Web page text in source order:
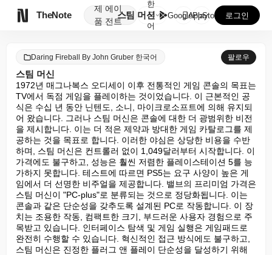
TheNote
제
품
에이
전트
스팀 머신
한
국
어
GooglePlay
AppStore 로그인
Daring Fireball By John Gruber 한국어 팔로우
스팀 머신
1972년 매그나복스 오디세이 이후 전통적인 게임 콘솔의 목표는
TV에서 독점 게임을 플레이하는 것이었습니다. 이 근본적인 공
식은 수십 년 동안 닌텐도, 소니, 마이크로소프트에 의해 유지되
어 왔습니다. 그러나 스팀 머신은 콘솔에 대한 더 광범위한 비전
을 제시합니다. 이는 더 적은 제약과 방대한 게임 카탈로그를 제
공하는 것을 목표로 합니다. 이러한 야심은 상당한 비용을 수반
하며, 스팀 머신은 컨트롤러 없이 1,049달러부터 시작합니다. 이
가격에도 불구하고, 성능은 훨씬 저렴한 플레이스테이션 5를 능
가하지 못합니다. 테스트에 따르면 PS5는 요구 사양이 높은 게
임에서 더 선명한 비주얼을 제공합니다. 밸브의 프리미엄 가격은
스팀 머신이 "PC-plus"로 분류되는 것으로 정당화됩니다. 이는
콘솔과 같은 단순성을 갖추도록 설계된 PC로 작동합니다. 이 장
치는 조용한 작동, 컴팩트한 크기, 부드러운 사용자 경험으로 주
목받고 있습니다. 인터페이스 탐색 및 게임 실행은 게임패드로
완전히 수행할 수 있습니다. 혁신적인 접근 방식에도 불구하고,
스팀 머신은 진정한 플러그 앤 플레이 단순성을 달성하기 위해